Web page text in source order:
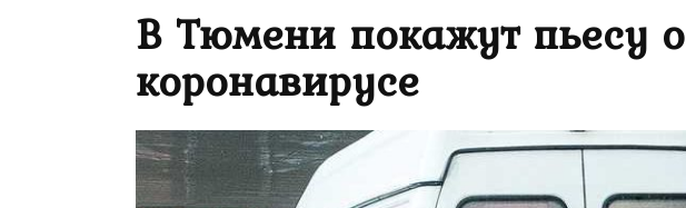
В Тюмени покажут пьесу о
коронавирусе